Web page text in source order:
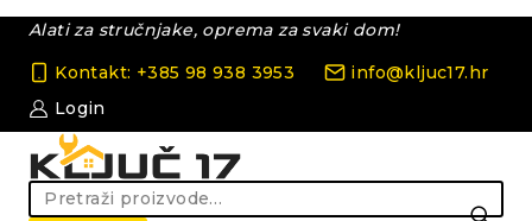
Skip
content
Alati za stručnjake, oprema za svaki dom!
Kontakt: +385 98 938 3953
info@kljuc17.hr
Login
Pretraži: